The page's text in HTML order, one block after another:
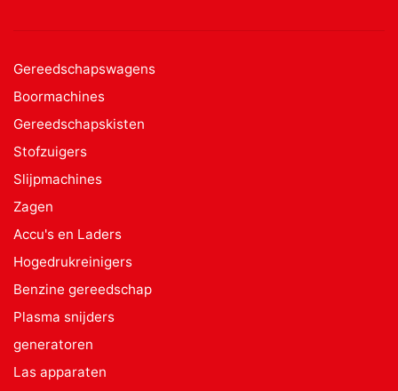
Gereedschapswagens
Boormachines
Gereedschapskisten
Stofzuigers
Slijpmachines
Zagen
Accu's en Laders
Hogedrukreinigers
Benzine gereedschap
Plasma snijders
generatoren
Las apparaten